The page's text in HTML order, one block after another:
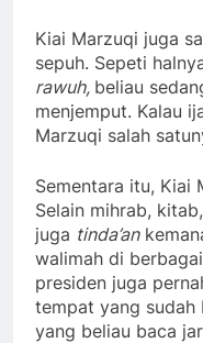
Kiai Marzuqi juga
sepuh. Sepeti
rawuh, beliau
menjemput. Kalau
Marzuqi salah
Sementara itu, Kiai
Selain mihrab,
juga tinda’an
walimah di
presiden juga
tempat yang sudah
yang beliau baca